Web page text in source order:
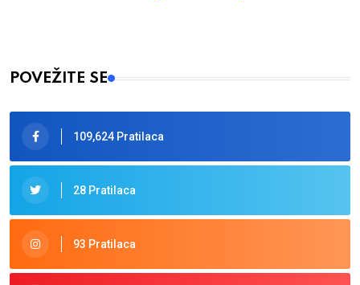
POVEŽITE SE
109,624 Pratilaca
28 Pratilaca
93 Pratilaca